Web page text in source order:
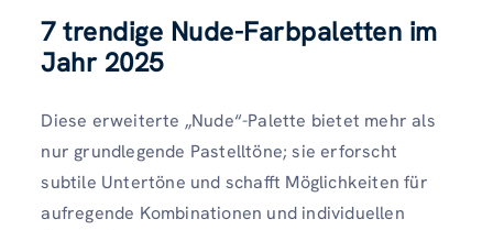
7 trendige Nude-Farbpaletten im
Jahr 2025
Diese erweiterte „Nude“-Palette bietet mehr als
nur grundlegende Pastelltöne; sie erforscht
subtile Untertöne und schafft Möglichkeiten für
aufregende Kombinationen und individuellen